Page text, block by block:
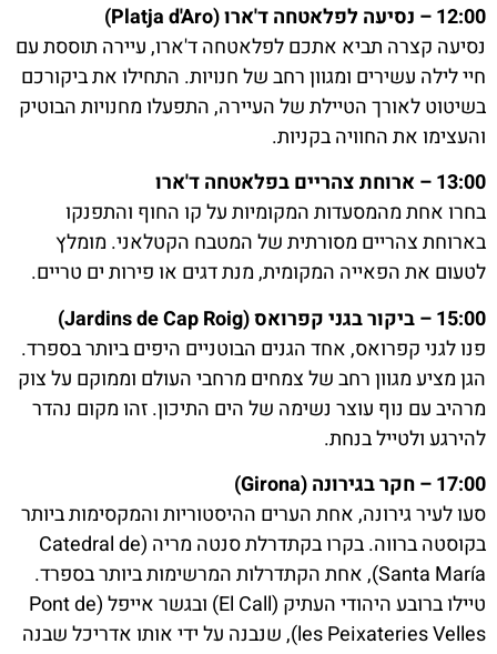
12:00 – נסיעה לפלאטחה ד'ארו (Platja d'Aro)
נסיעה קצרה תביא אתכם לפלאטחה ד'ארו, עיירה תוססת עם
חיי לילה עשירים ומגוון רחב של חנויות. התחילו את ביקורכם
בשיטוט לאורך הטיילת של העיירה, התפעלו מחנויות הבוטיק
והעצימו את החוויה בקניות.
13:00 – ארוחת צהריים בפלאטחה ד'ארו
בחרו אחת מהמסעדות המקומיות על קו החוף והתפנקו
בארוחת צהריים מסורתית של המטבח הקטלאני. מומלץ
לטעום את הפאייה המקומית, מנת דגים או פירות ים טריים.
15:00 – ביקור בגני קפרואס (Jardins de Cap Roig)
פנו לגני קפרואס, אחד הגנים הבוטניים היפים ביותר בספרד.
הגן מציע מגוון רחב של צמחים מרחבי העולם וממוקם על צוק
מרהיב עם נוף עוצר נשימה של הים התיכון. זהו מקום נהדר
להירגע ולטייל בנחת.
17:00 – חקר בגירונה (Girona)
סעו לעיר גירונה, אחת הערים ההיסטוריות והמקסימות ביותר
בקוסטה ברווה. בקרו בקתדרלת סנטה מריה (Catedral de
Santa María), אחת הקתדרלות המרשימות ביותר בספרד.
טיילו ברובע היהודי העתיק (El Call) ובגשר אייפל (Pont de
les Peixateries Velles), שנבנה על ידי אותו אדריכל שבנה